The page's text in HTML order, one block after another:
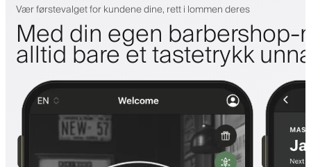
Vær førstevalget for kundene dine, rett i lommen deres
Med din egen
alltid bare et tastetrykk